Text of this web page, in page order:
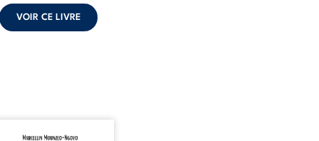
VOIR CE LIVRE
mon pays se